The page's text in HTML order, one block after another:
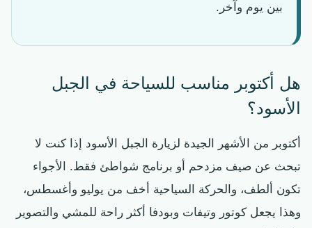
بين يوم وآخر.
هل أكتوبر مناسب للسياحة في الجبل
الأسود؟
أكتوبر من الأشهر الجيدة لزيارة الجبل الأسود إذا كنت لا
تبحث عن صيف مزدحم أو برنامج شواطئ فقط. الأجواء
تكون ألطف، والحركة السياحية أخف من يوليو وأغسطس،
وهذا يجعل كوتور وتيفات وبودفا أكثر راحة للمشي والتصوير